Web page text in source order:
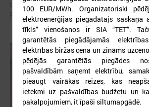
LPS: Interaktīvā karte vienkopus parāda plašu
par skolu tīklu Latvijā
100 EUR/MWh. Organizatoriski
elektroenerģijas piegādātājs saskaņā
tīkls” vienošanos ir SIA “TET”.
garantētās piegādājamās
elektrības biržas cena un zināms
pēdējās garantētās piegādes
pašvaldībām saņemt elektrību,
pieaugt vairākas reizes, kas
ietekmi uz pašvaldības budžetu un
pakalpojumiem, it īpaši siltumapgādē.